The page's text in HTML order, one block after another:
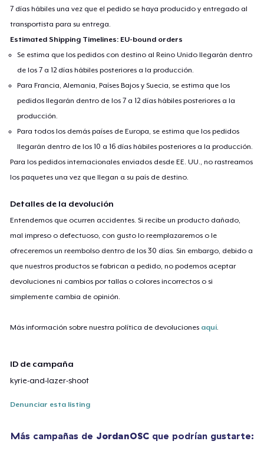
7 días hábiles una vez que el pedido se haya producido y entregado al
transportista para su entrega.
Estimated Shipping Timelines: EU-bound orders
Se estima que los pedidos con destino al Reino Unido llegarán dentro
de los 7 a 12 días hábiles posteriores a la producción.
Para Francia, Alemania, Países Bajos y Suecia, se estima que los
pedidos llegarán dentro de los 7 a 12 días hábiles posteriores a la
producción.
Para todos los demás países de Europa, se estima que los pedidos
llegarán dentro de los 10 a 16 días hábiles posteriores a la producción.
Para los pedidos internacionales enviados desde EE. UU., no rastreamos
los paquetes una vez que llegan a su país de destino.
Detalles de la devolución
Entendemos que ocurren accidentes. Si recibe un producto dañado,
mal impreso o defectuoso, con gusto lo reemplazaremos o le
ofreceremos un reembolso dentro de los 30 días. Sin embargo, debido a
que nuestros productos se fabrican a pedido, no podemos aceptar
devoluciones ni cambios por tallas o colores incorrectos o si
simplemente cambia de opinión.
Más información sobre nuestra política de devoluciones aquí
ID de campaña
kyrie-and-lazer-shoot
Denunciar esta listing
Más campañas de JordanOSCque podrían gustarte: